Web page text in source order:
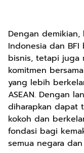
Dengan demikian,
Indonesia dan BFI
bisnis, tetapi juga
komitmen
yang lebih
ASEAN. Dengan
diharapkan dapat
kokoh dan
fondasi bagi
semua negara